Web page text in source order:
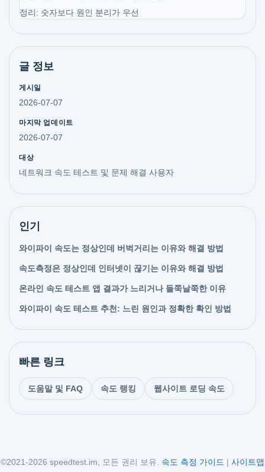
정리: 숫자보다 원인 분리가 우선
글 정보
게시일
2026-07-07
마지막 업데이트
2026-07-07
대상
네트워크 속도 테스트 및 문제 해결 사용자
인기
와이파이 속도는 정상인데 버벅거리는 이유와 해결 방법
속도측정은 정상인데 인터넷이 끊기는 이유와 해결 방법
온라인 속도 테스트 앱 결과가 느리거나 들쭉날쭉한 이유
와이파이 속도 테스트 추천: 느린 원인과 정확한 확인 방법
빠른 링크
도움말 및 FAQ 속도 랭킹 웹사이트 로딩 속도
©2021-2026 speedtest.im, 모든 권리 보유. 속도 측정 가이드 | 사이트맵